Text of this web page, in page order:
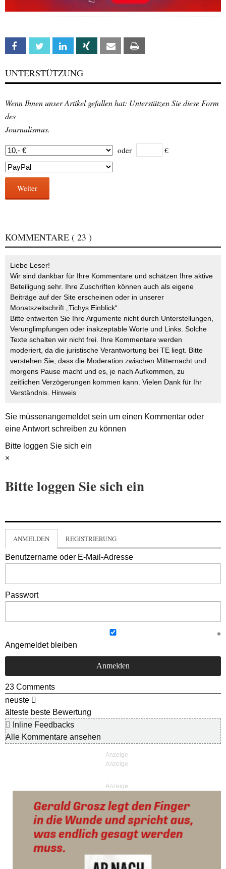
Facebook Twitter Linkedin Xing Email
UNTERSTÜTZUNG
Wenn Ihnen unser Artikel gefallen hat: Unterstützen Sie diese Form
des
Journalismus.
oder €
Weiter
KOMMENTARE ( 23 )
Liebe Leser!
Wir sind dankbar für Ihre Kommentare und schätzen Ihre aktive
Beteiligung sehr. Ihre Zuschriften können auch als eigene
Beiträge auf der Site erscheinen oder in unserer
Monatszeitschrift „Tichys Einblick“.
Bitte entwerten Sie Ihre Argumente nicht durch Unterstellungen,
Verunglimpfungen oder inakzeptable Worte und Links. Solche
Texte schalten wir nicht frei. Ihre Kommentare werden
moderiert, da die juristische Verantwortung bei TE liegt. Bitte
verstehen Sie, dass die Moderation zwischen Mitternacht und
morgens Pause macht und es, je nach Aufkommen, zu
zeitlichen Verzögerungen kommen kann. Vielen Dank für Ihr
Verständnis. Hinweis
Sie müssenangemeldetsein um einen Kommentar oder
eine Antwort schreiben zu können
Bitte loggen Sie sich ein
×
Bitte loggen Sie sich ein
ANMELDEN REGISTRIERUNG
Benutzername oder E-Mail-Adresse
Passwort
Angemeldet bleiben
23 Comments
neuste
älteste beste Bewertung
Inline Feedbacks
Alle Kommentare ansehen
Anzeige